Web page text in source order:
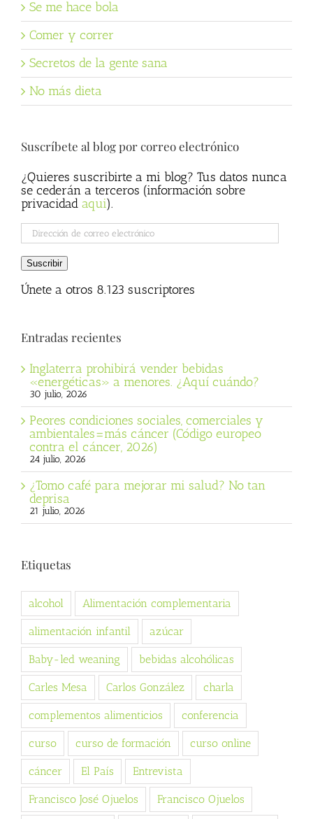
Se me hace bola
Comer y correr
Secretos de la gente sana
No más dieta
Suscríbete al blog por correo electrónico
¿Quieres suscribirte a mi blog? Tus datos nunca
se cederán a terceros (información sobre
privacidad aqui).
Dirección
de
correo
electrónico
Suscribir
Únete a otros 8.123 suscriptores
Entradas recientes
Inglaterra prohibirá vender bebidas
«energéticas» a menores. ¿Aquí cuándo?
30 julio, 2026
Peores condiciones sociales, comerciales y
ambientales=más cáncer (Código europeo
contra el cáncer, 2026)
24 julio, 2026
¿Tomo café para mejorar mi salud? No tan
deprisa
21 julio, 2026
Etiquetas
alcohol Alimentación complementaria
alimentación infantil azúcar
Baby-led weaning bebidas alcohólicas
Carles Mesa Carlos González charla
complementos alimenticios conferencia
curso curso de formación curso online
cáncer El País Entrevista
Francisco José Ojuelos Francisco Ojuelos